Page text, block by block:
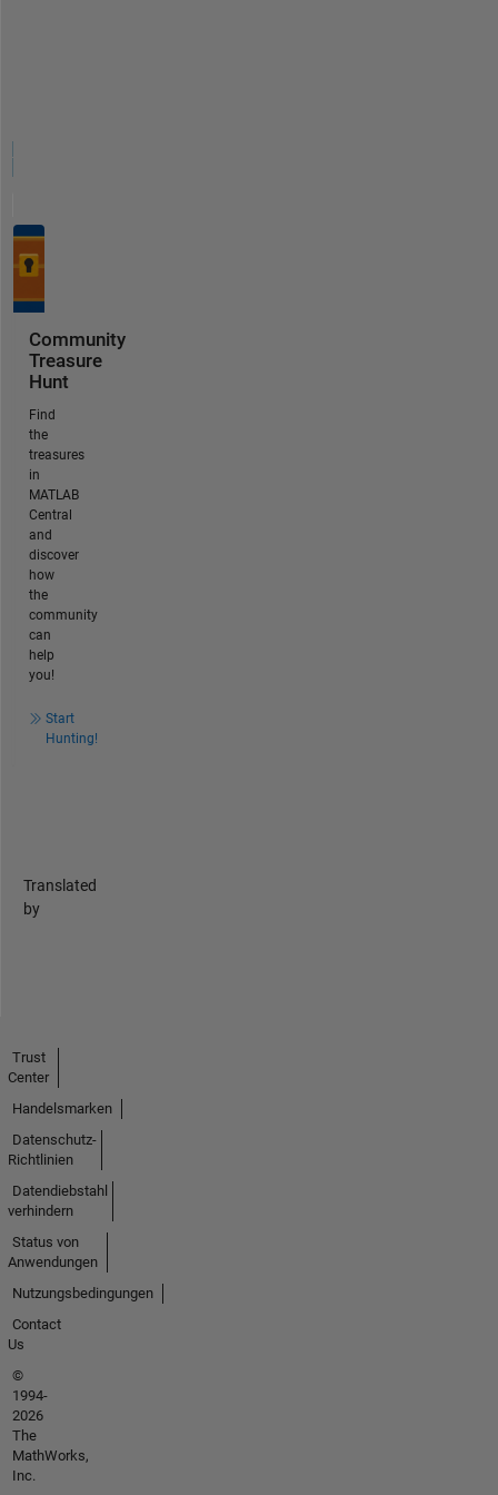
Community
Treasure
Hunt
Find
the
treasures
in
MATLAB
Central
and
discover
how
the
community
can
help
you!
Start
Hunting!
Translated
by
Trust
Center
Handelsmarken
Datenschutz-
Richtlinien
Datendiebstahl
verhindern
Status von
Anwendungen
Nutzungsbedingungen
Contact
Us
©
1994-
2026
The
MathWorks,
Inc.